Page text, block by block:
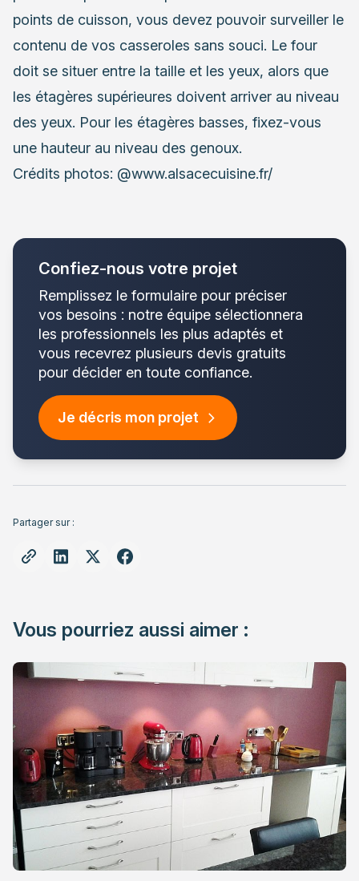
points de cuisson, vous devez pouvoir surveiller le
contenu de vos casseroles sans souci. Le four
doit se situer entre la taille et les yeux, alors que
les étagères supérieures doivent arriver au niveau
des yeux. Pour les étagères basses, fixez-vous
une hauteur au niveau des genoux.
Crédits photos: @www.alsacecuisine.fr/
Confiez-nous votre projet
Remplissez le formulaire pour préciser
vos besoins : notre équipe sélectionnera
les professionnels les plus adaptés et
vous recevrez plusieurs devis gratuits
pour décider en toute confiance.
Je décris mon projet
Partager sur :
Vous pourriez aussi aimer :